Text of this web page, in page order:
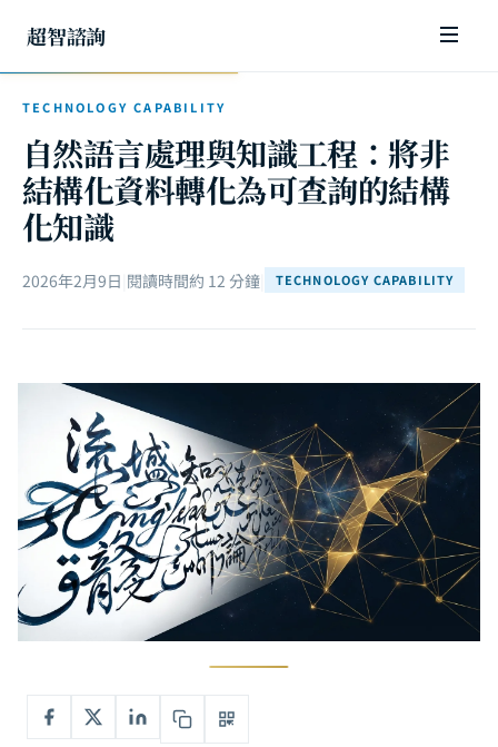
超智諮詢
TECHNOLOGY CAPABILITY
自然語言處理與知識工程：將非
結構化資料轉化為可查詢的結構
化知識
2026年2月9日 閱讀時間約 12 分鐘 TECHNOLOGY CAPABILITY